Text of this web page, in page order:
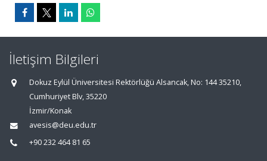
İletişim Bilgileri
Dokuz Eylül Üniversitesi Rektörlüğü Alsancak, No: 144 35210,
Cumhuriyet Blv, 35220
İzmir/Konak
avesis@deu.edu.tr
+90 232 464 81 65